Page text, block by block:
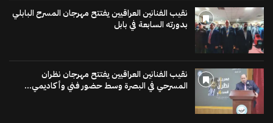
نقيب الفنانين العراقيين يفتتح مهرجان المسرح البابلي
بدورته السابعة في بابل
نقيب الفنانين العراقيين يفتتح مهرجان نظران
المسرحي في البصرة وسط حضور فني وأكاديمي...